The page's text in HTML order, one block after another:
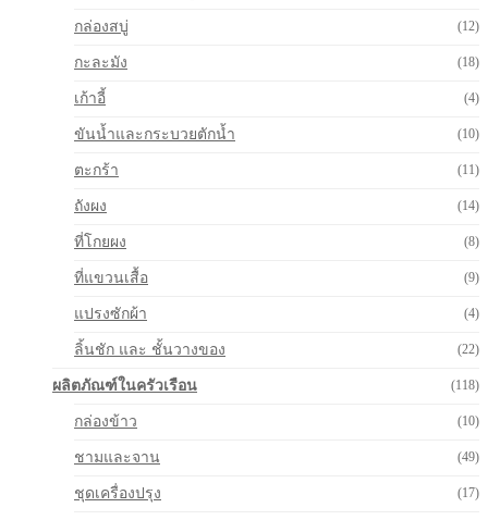
กล่องสบู่ (12)
กะละมัง (18)
เก้าอี้ (4)
ขันน้ำและกระบวยตักน้ำ (10)
ตะกร้า (11)
ถังผง (14)
ที่โกยผง (8)
ที่แขวนเสื้อ (9)
แปรงซักผ้า (4)
ลิ้นชัก และ ชั้นวางของ (22)
ผลิตภัณฑ์ในครัวเรือน (118)
กล่องข้าว (10)
ชามและจาน (49)
ชุดเครื่องปรุง (17)